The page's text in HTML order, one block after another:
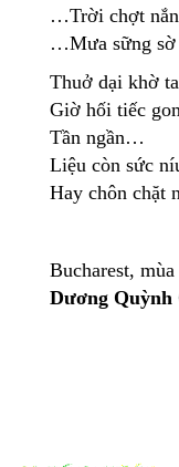
…Trời chợt
…Mưa sững sờ
Thuở dại khờ
Giờ hối tiếc
Tần ngần…
Liệu còn sức
Hay chôn chặt
Bucharest,
Dương Quỳnh